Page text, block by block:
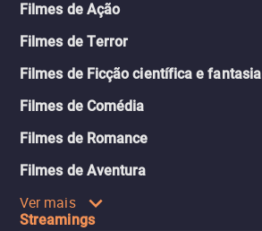
Filmes de Ação
Filmes de Terror
Filmes de Ficção científica e fantasia
Filmes de Comédia
Filmes de Romance
Filmes de Aventura
Ver mais
Streamings